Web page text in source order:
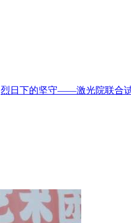
烈日下的坚守——激光院联合